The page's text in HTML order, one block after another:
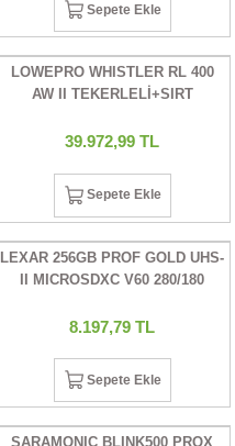
Sepete Ekle
LOWEPRO WHISTLER RL 400
AW II TEKERLELİ+SIRT
39.972,99 TL
Sepete Ekle
LEXAR 256GB PROF GOLD UHS-
II MICROSDXC V60 280/180
8.197,79 TL
Sepete Ekle
SARAMONIC BLINK500 PROX